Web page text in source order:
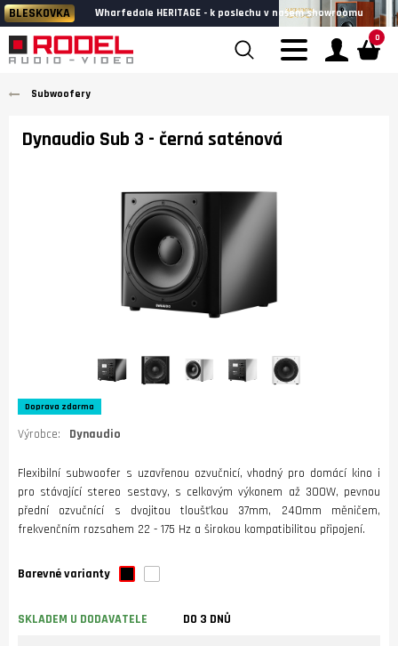
BLESKOVKA Wharfedale HERITAGE - k poslechu v našem showroomu
0
Subwoofery
Dynaudio Sub 3 - černá saténová
Doprava zdarma
Výrobce: Dynaudio
Flexibilní subwoofer s uzavřenou ozvučnicí, vhodný pro domácí kino i
pro stávající stereo sestavy, s celkovým výkonem až 300W, pevnou
přední ozvučnící s dvojitou tloušťkou 37mm, 240mm měničem,
frekvenčním rozsahem 22 - 175 Hz a širokou kompatibilitou připojení.
Barevné varianty
SKLADEM U DODAVATELE DO 3 DNŮ